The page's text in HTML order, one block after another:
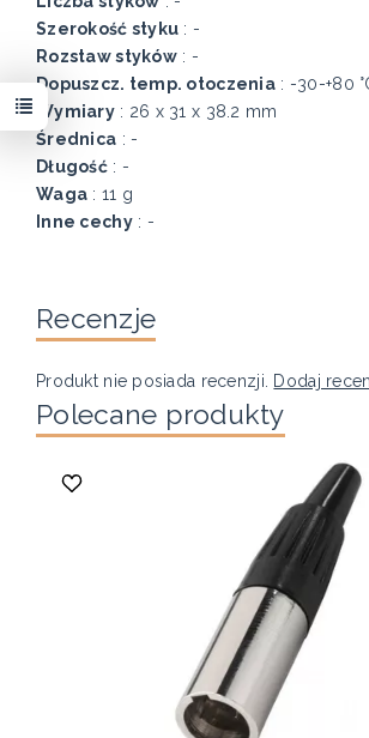
Szerokość styku : -
Rozstaw styków: -
Dopuszcz. temp. otoczenia : -30-+80
Wymiary: 26 x 31 x 38.2 mm
Średnica : -
Długość: -
Waga : 11 g
Inne cechy: -
Recenzje
Produkt nie posiada recenzji. Dodaj
Polecane produkty